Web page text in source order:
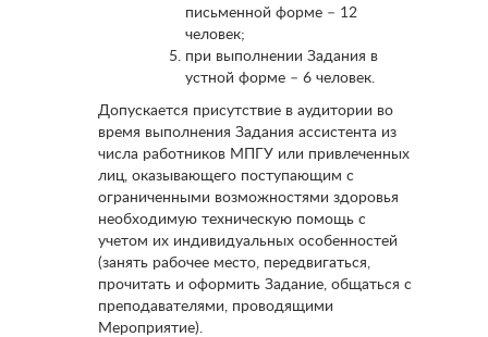
письменной форме – 12
человек;
при выполнении Задания в
устной форме – 6 человек.
Допускается присутствие в аудитории во
время выполнения Задания ассистента из
числа работников МПГУ или привлеченных
лиц, оказывающего поступающим с
ограниченными возможностями здоровья
необходимую техническую помощь с
учетом их индивидуальных особенностей
(занять рабочее место, передвигаться,
прочитать и оформить Задание, общаться с
преподавателями, проводящими
Мероприятие).